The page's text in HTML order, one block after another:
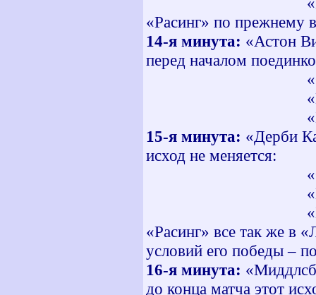
«Расинг» по прежнему
14-я минута: «Астон
перед началом
«Овьедо» -
«Мальорка»
«Бенфика» -
15-я минута: «Дерби
исход не меняется:
«Овьедо» -
«Мальорка»
«Бенфика» -
«Расинг» все так же в
условий его победы –
16-я минута:
до конца матча этот